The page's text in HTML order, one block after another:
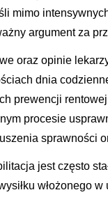
mimo
argument za
oraz opinie
dnia
prewencji
procesie
sprawności
jest często
włożonego